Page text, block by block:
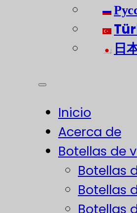
日
Inicio
Acerca de
Botellas de
Botellas
Botellas
Botellas